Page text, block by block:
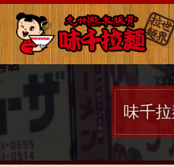
全国
展開 海外
味千